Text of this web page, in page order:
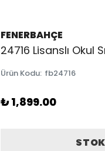
FENERBAHÇE
24716 Lisanslı Okul
Ürün Kodu: fb24716
₺ 1,899.00